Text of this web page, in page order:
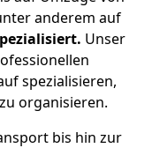
anderem auf
Unser
spezialisieren,
organisieren.
bis hin zur